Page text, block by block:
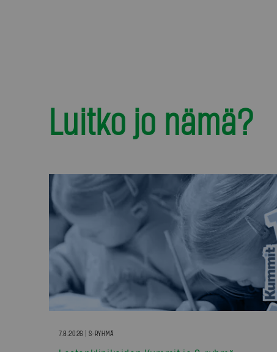
Luitko jo nämä?
7.8.2026 | S-RYHMÄ